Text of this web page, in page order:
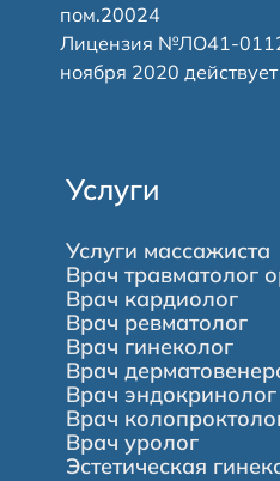
пом.20024
Лицензия №ЛО41-
ноября 2020
Услуги
Услуги массажиста
Врач травматолог
Врач кардиолог
Врач ревматолог
Врач гинеколог
Врач
Врач эндокринолог
Врач
Врач уролог
Эстетическая